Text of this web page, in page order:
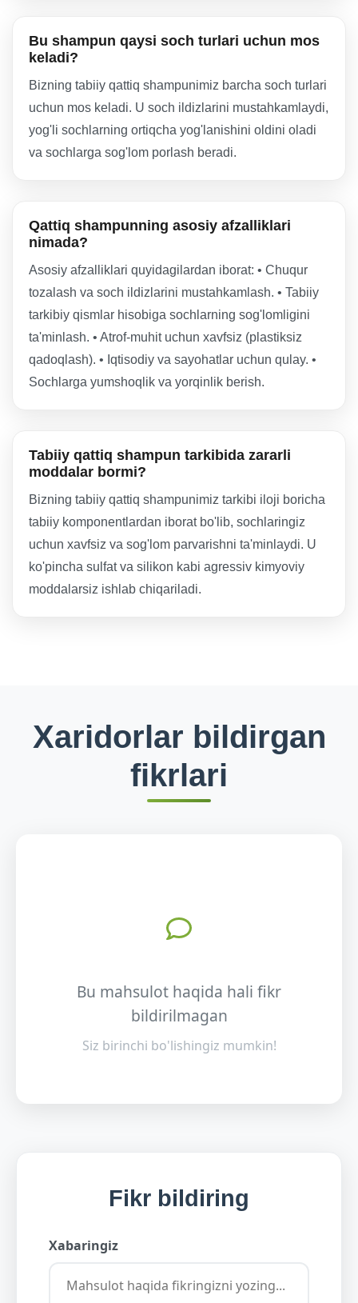
Bu shampun qaysi soch turlari uchun mos
keladi?
Bizning tabiiy qattiq shampunimiz barcha soch turlari
uchun mos keladi. U soch ildizlarini mustahkamlaydi,
yog'li sochlarning ortiqcha yog'lanishini oldini oladi
va sochlarga sog'lom porlash beradi.
Qattiq shampunning asosiy afzalliklari
nimada?
Asosiy afzalliklari quyidagilardan iborat: • Chuqur
tozalash va soch ildizlarini mustahkamlash. • Tabiiy
tarkibiy qismlar hisobiga sochlarning sog'lomligini
ta'minlash. • Atrof-muhit uchun xavfsiz (plastiksiz
qadoqlash). • Iqtisodiy va sayohatlar uchun qulay. •
Sochlarga yumshoqlik va yorqinlik berish.
Tabiiy qattiq shampun tarkibida zararli
moddalar bormi?
Bizning tabiiy qattiq shampunimiz tarkibi iloji boricha
tabiiy komponentlardan iborat bo'lib, sochlaringiz
uchun xavfsiz va sog'lom parvarishni ta'minlaydi. U
ko'pincha sulfat va silikon kabi agressiv kimyoviy
moddalarsiz ishlab chiqariladi.
Xaridorlar bildirgan
fikrlari
Bu mahsulot haqida hali fikr
bildirilmagan
Siz birinchi bo'lishingiz mumkin!
Fikr bildiring
Xabaringiz